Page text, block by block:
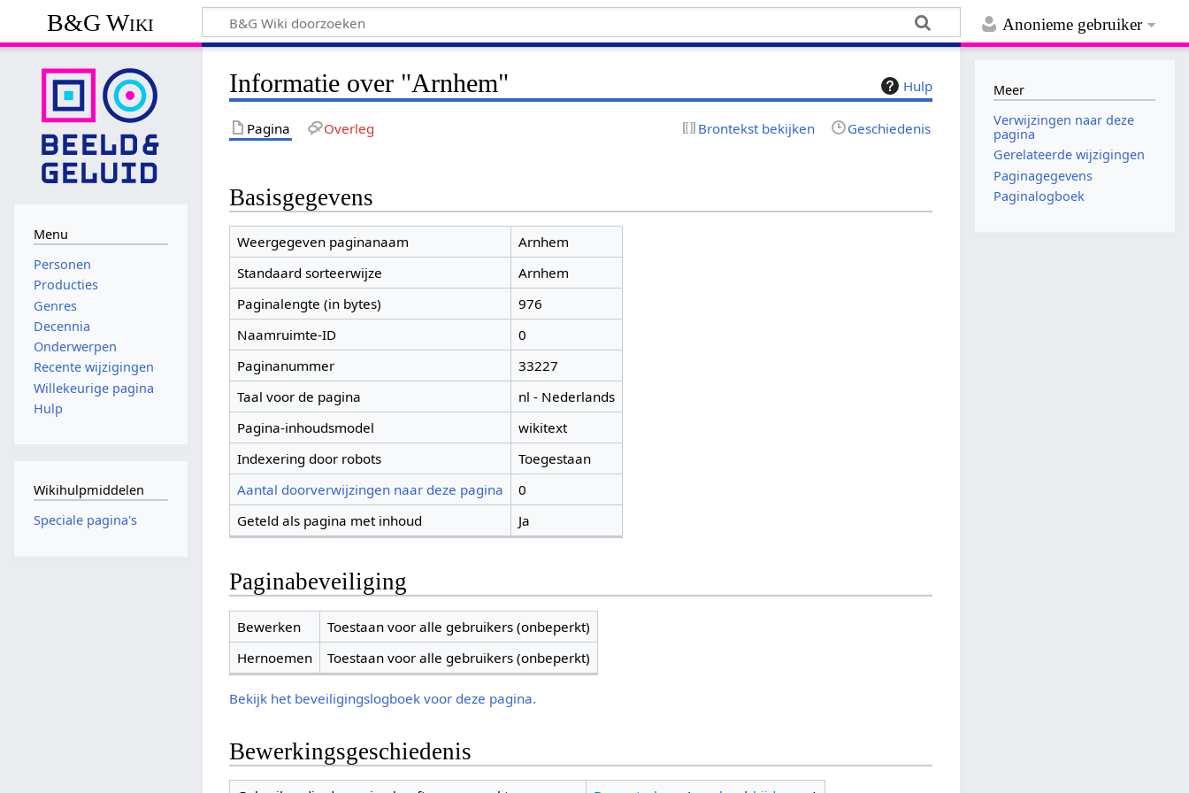
Anonieme gebruiker
B&G Wiki
Hulp
Informatie over "Arnhem"
Pagina Overleg Brontekst bekijken Geschiedenis
Basisgegevens
Weergegeven paginanaam
Arnhem
Standaard sorteerwijze
Arnhem
Paginalengte (in bytes)
976
Naamruimte-ID
0
Paginanummer
33227
Taal voor de pagina
nl - Nederlands
Pagina-inhoudsmodel
wikitext
Indexering door robots
Toegestaan
Aantal doorverwijzingen naar deze pagina
0
Geteld als pagina met inhoud
Ja
Paginabeveiliging
Bewerken
Toestaan voor alle gebruikers (onbeperkt)
Hernoemen
Toestaan voor alle gebruikers (onbeperkt)
Bekijk het beveiligingslogboek voor deze pagina.
Bewerkingsgeschiedenis
Menu
Personen
Producties
Genres
Decennia
Onderwerpen
Recente wijzigingen
Willekeurige pagina
Hulp
Wikihulpmiddelen
Speciale pagina's
Meer
Verwijzingen naar deze
pagina
Gerelateerde wijzigingen
Paginagegevens
Paginalogboek